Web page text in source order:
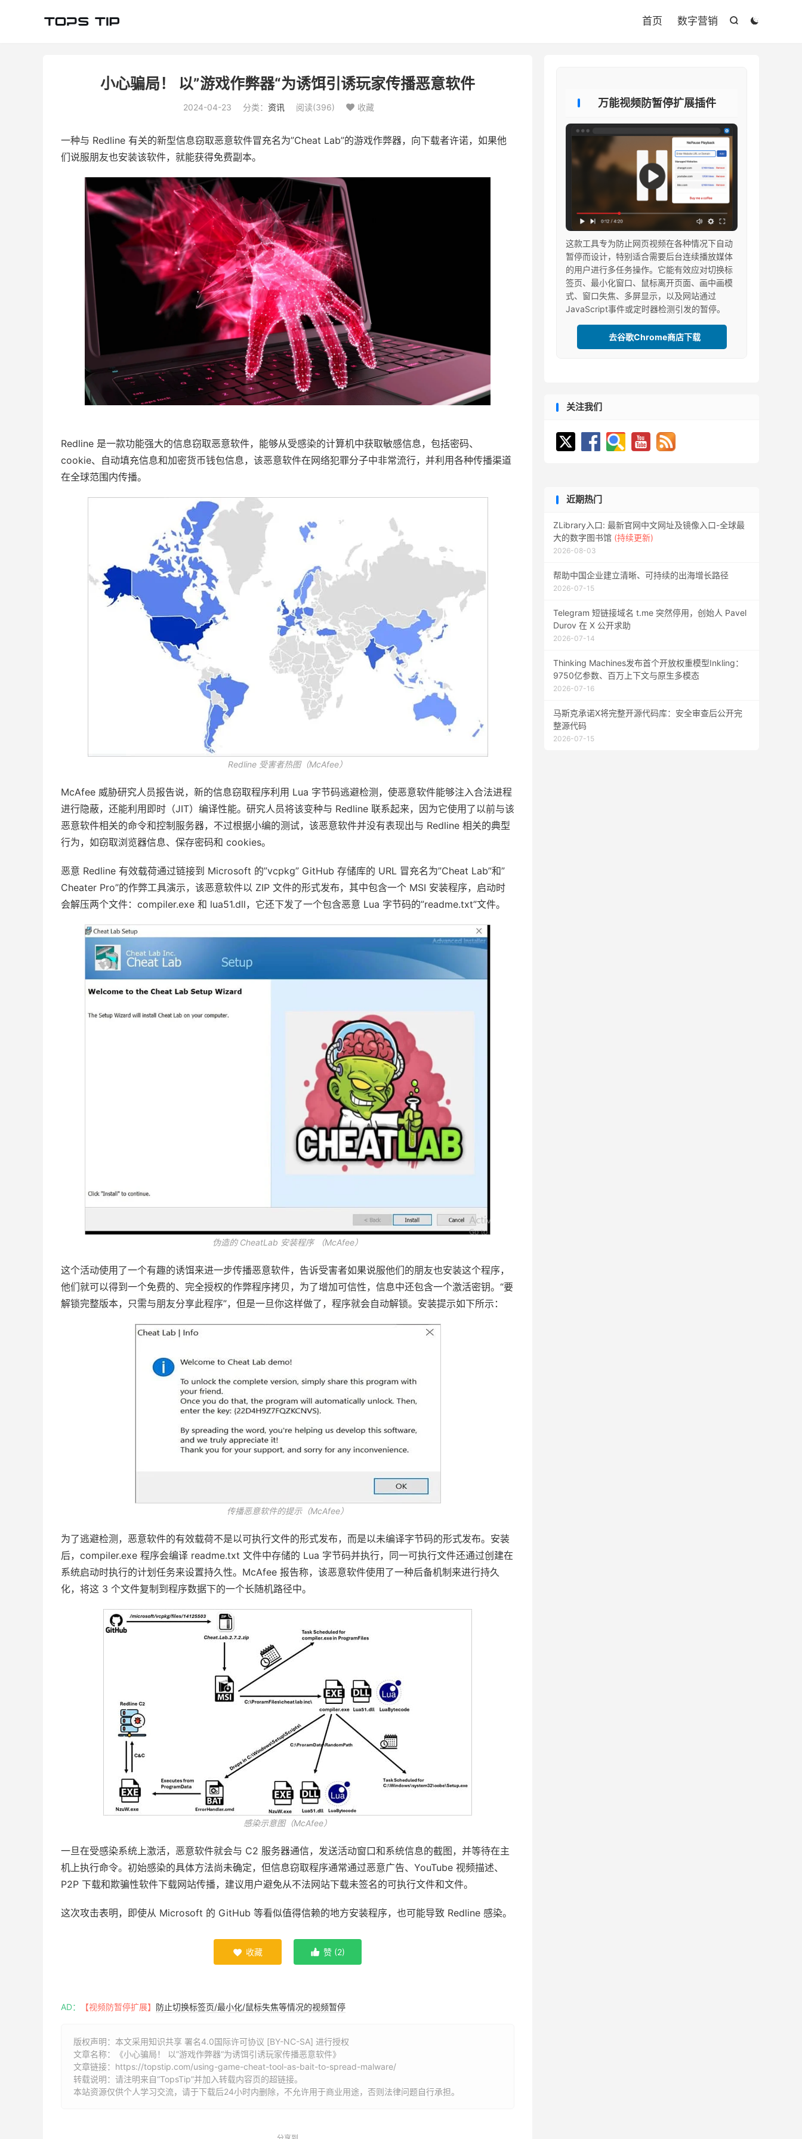


首页 数字营销
小心骗局！ 以”游戏作弊器“为诱饵引诱玩家传播恶意软件
2024-04-23 分类： 资讯 阅读(396)  收藏
一种与 Redline 有关的新型信息窃取恶意软件冒充名为”Cheat Lab”的游戏作弊器，向下载者许诺，如果他
们说服朋友也安装该软件，就能获得免费副本。
Redline 是一款功能强大的信息窃取恶意软件，能够从受感染的计算机中获取敏感信息，包括密码、
cookie、自动填充信息和加密货币钱包信息，该恶意软件在网络犯罪分子中非常流行，并利用各种传播渠道
在全球范围内传播。
Redline 受害者热图（McAfee）
McAfee 威胁研究人员报告说，新的信息窃取程序利用 Lua 字节码逃避检测，使恶意软件能够注入合法进程
进行隐蔽，还能利用即时（JIT）编译性能。研究人员将该变种与 Redline 联系起来，因为它使用了以前与该
恶意软件相关的命令和控制服务器，不过根据小编的测试，该恶意软件并没有表现出与 Redline 相关的典型
行为，如窃取浏览器信息、保存密码和 cookies。
恶意 Redline 有效载荷通过链接到 Microsoft 的”vcpkg” GitHub 存储库的 URL 冒充名为”Cheat Lab”和”
Cheater Pro”的作弊工具演示，该恶意软件以 ZIP 文件的形式发布，其中包含一个 MSI 安装程序，启动时
会解压两个文件：compiler.exe 和 lua51.dll，它还下发了一个包含恶意 Lua 字节码的”readme.txt”文件。
伪造的 CheatLab 安装程序 （McAfee）
这个活动使用了一个有趣的诱饵来进一步传播恶意软件，告诉受害者如果说服他们的朋友也安装这个程序，
他们就可以得到一个免费的、完全授权的作弊程序拷贝，为了增加可信性，信息中还包含一个激活密钥。“要
解锁完整版本，只需与朋友分享此程序”，但是一旦你这样做了，程序就会自动解锁。安装提示如下所示：
传播恶意软件的提示（McAfee）
为了逃避检测，恶意软件的有效载荷不是以可执行文件的形式发布，而是以未编译字节码的形式发布。安装
后，compiler.exe 程序会编译 readme.txt 文件中存储的 Lua 字节码并执行，同一可执行文件还通过创建在
系统启动时执行的计划任务来设置持久性。McAfee 报告称，该恶意软件使用了一种后备机制来进行持久
化，将这 3 个文件复制到程序数据下的一个长随机路径中。
感染示意图（McAfee）
一旦在受感染系统上激活，恶意软件就会与 C2 服务器通信，发送活动窗口和系统信息的截图，并等待在主
机上执行命令。初始感染的具体方法尚未确定，但信息窃取程序通常通过恶意广告、YouTube 视频描述、
P2P 下载和欺骗性软件下载网站传播，建议用户避免从不法网站下载未签名的可执行文件和文件。
这次攻击表明，即使从 Microsoft 的 GitHub 等看似值得信赖的地方安装程序，也可能导致 Redline 感染。
 收藏  赞 (2)
AD： 【视频防暂停扩展】 防止切换标签页/最小化/鼠标失焦等情况的视频暂停
版权声明：本文采用知识共享 署名4.0国际许可协议 [BY-NC-SA] 进行授权
文章名称：《小心骗局！ 以”游戏作弊器“为诱饵引诱玩家传播恶意软件》
文章链接： https://topstip.com/using-game-cheat-tool-as-bait-to-spread-malware/
转载说明：请注明来自“TopsTip”并加入转载内容页的超链接。
本站资源仅供个人学习交流，请于下载后24小时内删除，不允许用于商业用途，否则法律问题自行承担。
万能视频防暂停扩展插件
这款工具专为防止网页视频在各种情况下自动
暂停而设计，特别适合需要后台连续播放媒体
的用户进行多任务操作。它能有效应对切换标
签页、最小化窗口、鼠标离开页面、画中画模
式、窗口失焦、多屏显示，以及网站通过
JavaScript事件或定时器检测引发的暂停。
去谷歌Chrome商店下载
关注我们
近期热门
ZLibrary入口: 最新官网中文网址及镜像入口-全球最
大的数字图书馆 (持续更新)
2026-08-03
帮助中国企业建立清晰、可持续的出海增长路径
2026-07-15
Telegram 短链接域名 t.me 突然停用，创始人 Pavel
Durov 在 X 公开求助
2026-07-14
Thinking Machines发布首个开放权重模型Inkling：
9750亿参数、百万上下文与原生多模态
2026-07-16
马斯克承诺X将完整开源代码库：安全审查后公开完
整源代码
2026-07-15